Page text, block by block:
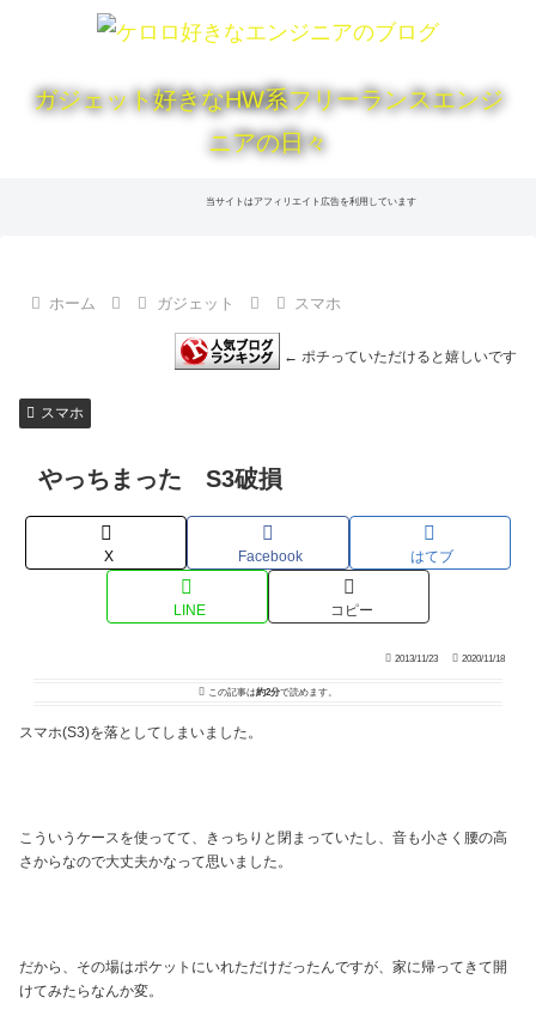
ガジェット好きなHW系フリーランスエンジ
ニアの日々
当サイトはアフィリエイト広告を利用しています
ホーム ガジェット スマホ
← ポチっていただけると嬉しいです
スマホ
やっちまった S3破損
X Facebook はてブ
LINE コピー
2013/11/23 2020/11/18
この記事は約2分で読めます。
スマホ(S3)を落としてしまいました。
こういうケースを使ってて、きっちりと閉まっていたし、音も小さく腰の高
さからなので大丈夫かなって思いました。
だから、その場はポケットにいれただけだったんですが、家に帰ってきて開
けてみたらなんか変。